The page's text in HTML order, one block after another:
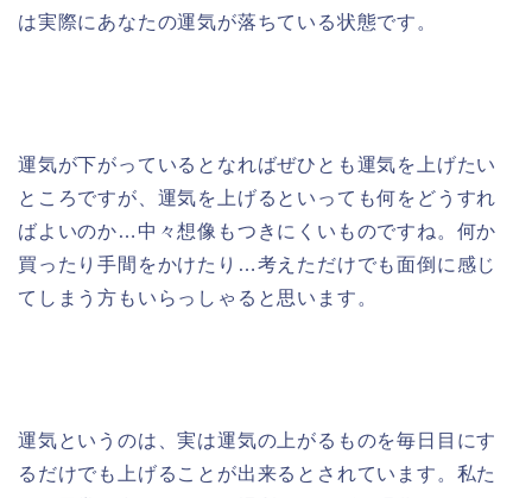
は実際にあなたの運気が落ちている状態です。
運気が下がっているとなればぜひとも運気を上げたい
ところですが、運気を上げるといっても何をどうすれ
ばよいのか…中々想像もつきにくいものですね。何か
買ったり手間をかけたり…考えただけでも面倒に感じ
てしまう方もいらっしゃると思います。
運気というのは、実は運気の上がるものを毎日目にす
るだけでも上げることが出来るとされています。私た